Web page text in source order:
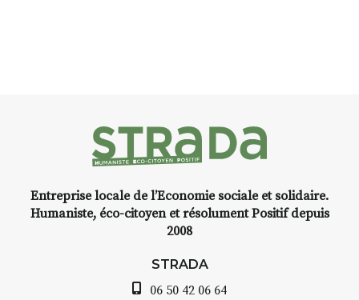
Entreprise locale de l’Economie sociale et solidaire.
Humaniste, éco-citoyen et résolument Positif depuis
2008
STRADA
06 50 42 06 64